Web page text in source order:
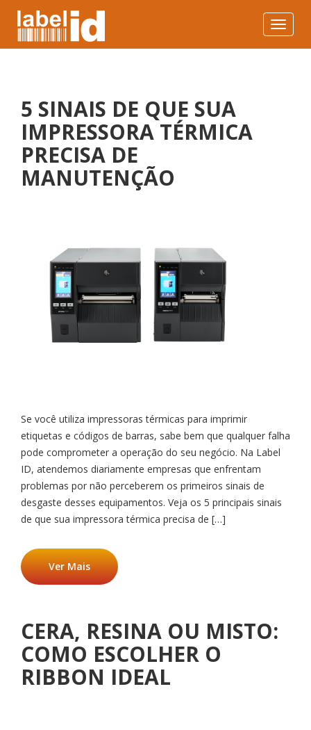
Toggle
5 SINAIS DE QUE SUA
IMPRESSORA TÉRMICA
PRECISA DE
MANUTENÇÃO
Se você utiliza impressoras térmicas para imprimir
etiquetas e códigos de barras, sabe bem que qualquer falha
pode comprometer a operação do seu negócio. Na Label
ID, atendemos diariamente empresas que enfrentam
problemas por não perceberem os primeiros sinais de
desgaste desses equipamentos. Veja os 5 principais sinais
de que sua impressora térmica precisa de […]
Ver Mais
CERA, RESINA OU MISTO:
COMO ESCOLHER O
RIBBON IDEAL